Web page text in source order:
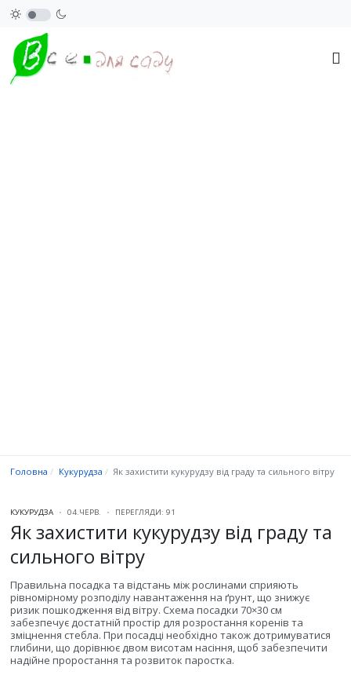
Головна Кукурудза Як захистити кукурудзу від граду та сильного вітру
КУКУРУДЗА 04.ЧЕРВ. ПЕРЕГЛЯДИ: 91
Як захистити кукурудзу від граду та
сильного вітру
Правильна посадка та відстань між рослинами сприяють
рівномірному розподілу навантаження на ґрунт, що знижує
ризик пошкодження від вітру. Схема посадки 70×30 см
забезпечує достатній простір для розростання коренів та
зміцнення стебла. При посадці необхідно також дотримуватися
глибини, що дорівнює двом висотам насіння, щоб забезпечити
надійне проростання та розвиток паростка.